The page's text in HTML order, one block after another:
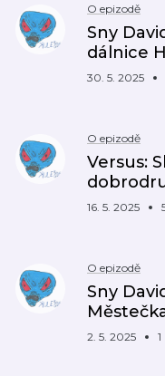
O epizodě
Sny
dálnice
30. 5. 2025
O epizodě
Versus:
16. 5. 2025
O epizodě
Sny
2. 5. 2025